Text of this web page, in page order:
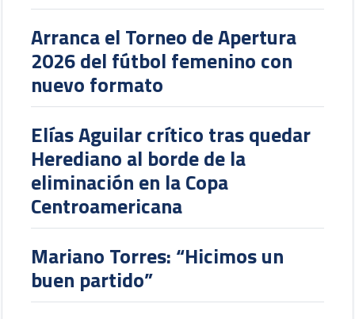
Arranca el Torneo de Apertura
2026 del fútbol femenino con
nuevo formato
Elías Aguilar crítico tras quedar
Herediano al borde de la
eliminación en la Copa
Centroamericana
Mariano Torres: “Hicimos un
buen partido”